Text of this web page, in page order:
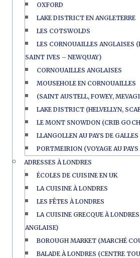
OXFORD
LAKE DISTRICT EN ANGLETERRE
LES COTSWOLDS
LES CORNOUAILLES ANGLAISES
SAINT IVES – NEWQUAY)
CORNOUAILLES ANGLAISES
MOUSEHOLE EN CORNOUAILLES
(SAINT AUSTELL, FOWEY,
LAKE DISTRICT (HELVELLYN,
LE MONT SNOWDON (CRIB
LLANGOLLEN AU PAYS DE GALLES
PORTMEIRION (VOYAGE AU PAYS
ADRESSES À LONDRES
ÉCOLES DE CUISINE EN UK
LA CUISINE À LONDRES
LES FÊTES À LONDRES
LA CUISINE GRECQUE À
ANGLAISE)
BOROUGH MARKET (MARCHÉ
BALADE À LONDRES (CENTRE